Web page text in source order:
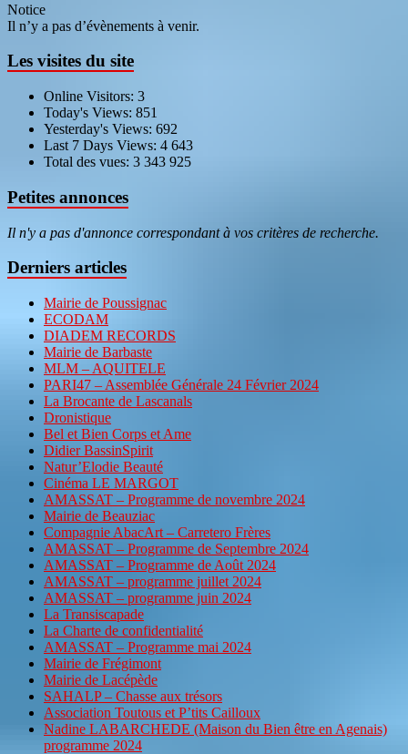
Notice
Il n’y a pas d’évènements à venir.
Les visites du site
Online Visitors: 3
Today's Views: 851
Yesterday's Views: 692
Last 7 Days Views: 4 643
Total des vues: 3 343 925
Petites annonces
Il n'y a pas d'annonce correspondant à vos critères de recherche.
Derniers articles
Mairie de Poussignac
ECODAM
DIADEM RECORDS
Mairie de Barbaste
MLM – AQUITELE
PARI47 – Assemblée Générale 24 Février 2024
La Brocante de Lascanals
Dronistique
Bel et Bien Corps et Ame
Didier BassinSpirit
Natur’Elodie Beauté
Cinéma LE MARGOT
AMASSAT – Programme de novembre 2024
Mairie de Beauziac
Compagnie AbacArt – Carretero Frères
AMASSAT – Programme de Septembre 2024
AMASSAT – Programme de Août 2024
AMASSAT – programme juillet 2024
AMASSAT – programme juin 2024
La Transiscapade
La Charte de confidentialité
AMASSAT – Programme mai 2024
Mairie de Frégimont
Mairie de Lacépède
SAHALP – Chasse aux trésors
Association Toutous et P’tits Cailloux
Nadine LABARCHEDE (Maison du Bien être en Agenais)
programme 2024